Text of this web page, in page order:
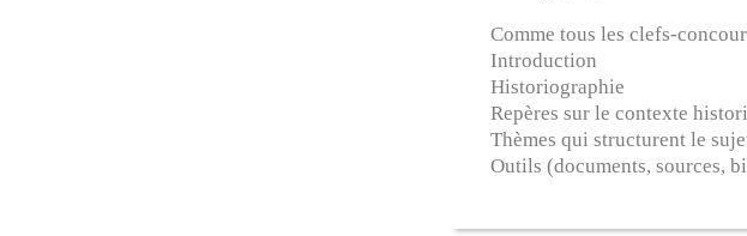
Comme tous les clefs-
Introduction
Historiographie
Repères sur le contexte
Thèmes qui structurent le
Outils (documents, sources,